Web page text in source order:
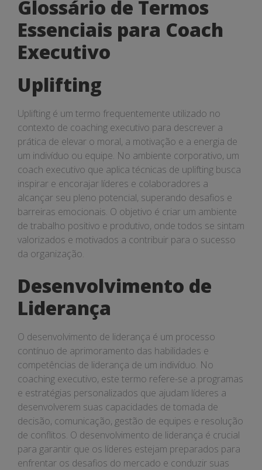
Glossário de Termos
Essenciais para Coach
Executivo
Uplifting
Uplifting é um termo frequentemente utilizado no
contexto de coaching executivo para descrever a
prática de elevar o moral, a motivação e a energia de
um indivíduo ou equipe. No ambiente corporativo, um
coach executivo que aplica técnicas de uplifting busca
inspirar e encorajar líderes e colaboradores a
alcançar seu pleno potencial, superando desafios e
barreiras emocionais. O objetivo é criar um ambiente
de trabalho positivo e produtivo, onde todos se sintam
valorizados e motivados a contribuir para o sucesso
da organização.
Desenvolvimento de
Liderança
O desenvolvimento de liderança é um processo
contínuo de aprimoramento das habilidades e
competências de liderança de um indivíduo. No
coaching executivo, este termo refere-se a programas
e estratégias personalizados que ajudam líderes a
desenvolverem suas capacidades de tomada de
decisão, comunicação, gestão de equipes e resolução
de conflitos. O desenvolvimento de liderança é crucial
para garantir que os líderes estejam preparados para
enfrentar os desafios do mercado e conduzir suas